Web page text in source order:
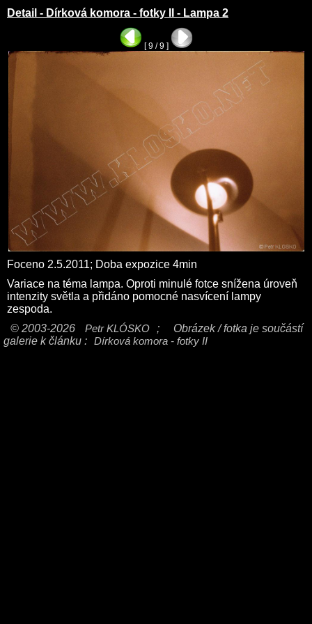
Detail - Dírková komora - fotky II - Lampa 2
[ 9 / 9 ]
Foceno 2.5.2011; Doba expozice 4min
Variace na téma lampa. Oproti minulé fotce snížena úroveň
intenzity světla a přidáno pomocné nasvícení lampy
zespoda.
© 2003-2026
Petr KLÓSKO ;
Obrázek / fotka je součástí
galerie k článku : Dírková komora - fotky II